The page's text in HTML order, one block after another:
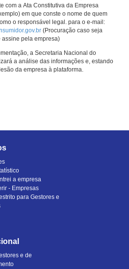
com a Ata Constitutiva da Empresa
em que conste o nome de quem
o responsável legal. para o e-mail:
(Procuração caso seja
pela empresa)
a Secretaria Nacional do
a análise das informações e, estando
da empresa à plataforma.
a empresa
- Empresas
para Gestores e
e de